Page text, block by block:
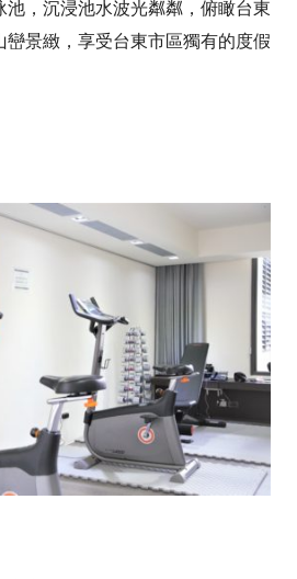
，沉浸池水波光粼粼，俯瞰台東
景緻，享受台東市區獨有的度假